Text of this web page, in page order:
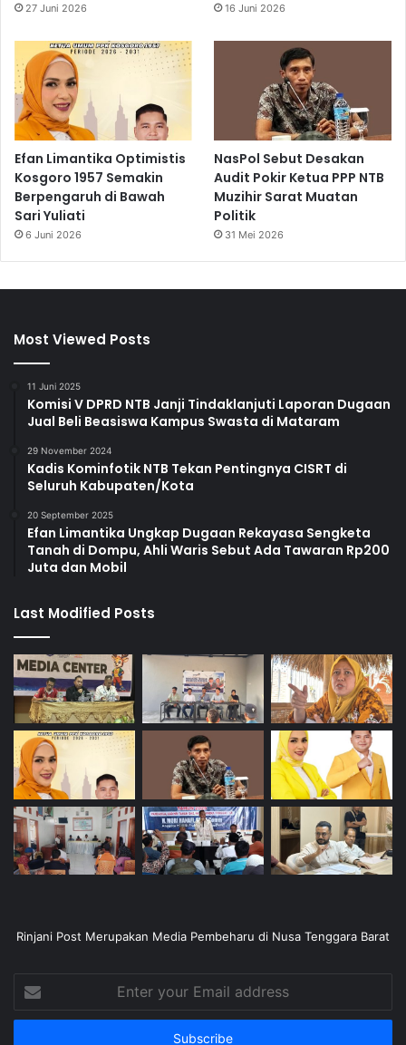
27 Juni 2026 16 Juni 2026
Efan Limantika Optimistis
Kosgoro 1957 Semakin
Berpengaruh di Bawah
Sari Yuliati
6 Juni 2026
NasPol Sebut Desakan
Audit Pokir Ketua PPP NTB
Muzihir Sarat Muatan
Politik
31 Mei 2026
Most Viewed Posts
11 Juni 2025
Komisi V DPRD NTB Janji Tindaklanjuti Laporan Dugaan
Jual Beli Beasiswa Kampus Swasta di Mataram
29 November 2024
Kadis Kominfotik NTB Tekan Pentingnya CISRT di
Seluruh Kabupaten/Kota
20 September 2025
Efan Limantika Ungkap Dugaan Rekayasa Sengketa
Tanah di Dompu, Ahli Waris Sebut Ada Tawaran Rp200
Juta dan Mobil
Last Modified Posts
Rinjani Post Merupakan Media Pembeharu di Nusa Tenggara Barat
your
Email